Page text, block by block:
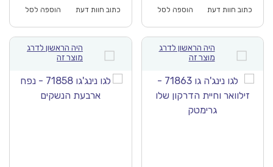
כתוב חוות דעת הוספה לסל
₪139.00.
כתוב חוות דעת הוספה לסל
היה הראשון לדרג
מוצר זה
היה הראשון לדרג
מוצר זה